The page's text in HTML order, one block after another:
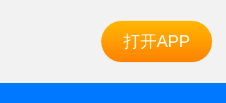
打开APP